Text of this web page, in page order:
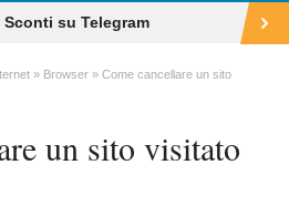
Sconti su Telegram
Browser
Come cancellare un sito
un sito visitato